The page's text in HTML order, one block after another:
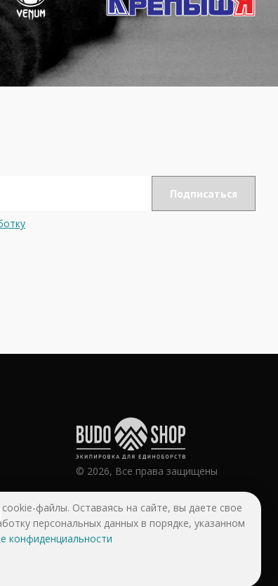
© 2026, Все права защищены
файлы. Оставаясь на сайте, вы даете свое
персональных данных в порядке, указанном
конфиденциальности